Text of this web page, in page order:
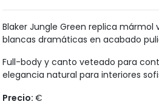
Blaker Jungle Green replica
blancas dramáticas en acabado
Full-body y canto veteado para
elegancia natural para interiores
Precio: €